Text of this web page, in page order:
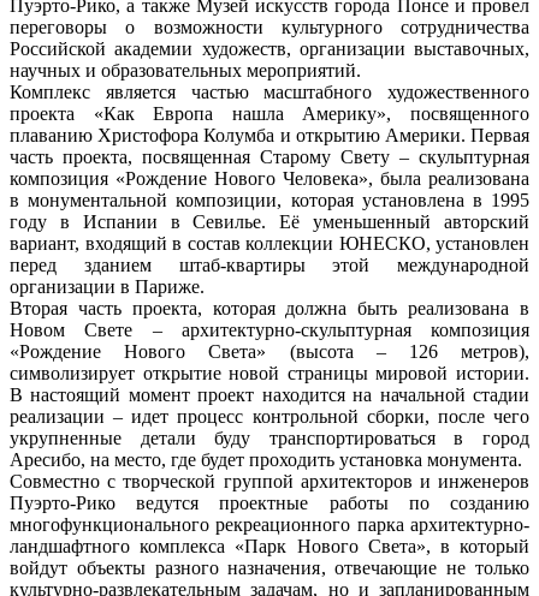
Пуэрто-Рико, а также Музей искусств города Понсе и провел
переговоры о возможности культурного сотрудничества
Российской академии художеств, организации выставочных,
научных и образовательных мероприятий.
Комплекс является частью масштабного художественного
проекта «Как Европа нашла Америку», посвященного
плаванию Христофора Колумба и открытию Америки. Первая
часть проекта, посвященная Старому Свету – скульптурная
композиция «Рождение Нового Человека», была реализована
в монументальной композиции, которая установлена в 1995
году в Испании в Севилье. Её уменьшенный авторский
вариант, входящий в состав коллекции ЮНЕСКО, установлен
перед зданием штаб-квартиры этой международной
организации в Париже.
Вторая часть проекта, которая должна быть реализована в
Новом Свете – архитектурно-скульптурная композиция
«Рождение Нового Света» (высота – 126 метров),
символизирует открытие новой страницы мировой истории.
В настоящий момент проект находится на начальной стадии
реализации – идет процесс контрольной сборки, после чего
укрупненные детали буду транспортироваться в город
Аресибо, на место, где будет проходить установка монумента.
Совместно с творческой группой архитекторов и инженеров
Пуэрто-Рико ведутся проектные работы по созданию
многофункционального рекреационного парка архитектурно-
ландшафтного комплекса «Парк Нового Света», в который
войдут объекты разного назначения, отвечающие не только
культурно-развлекательным задачам, но и запланированным